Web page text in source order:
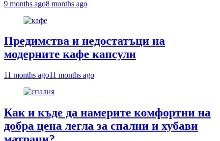
9 months ago8 months ago
Предимства и недостатъци на
модерните кафе капсули
11 months ago11 months ago
Как и къде да намерите комфортни на
добра цена легла за спални и хубави